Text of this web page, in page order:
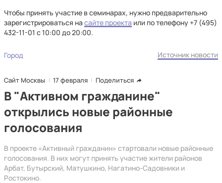
Чтобы принять участие в семинарах, нужно предварительно
зарегистрироваться на сайте проекта или по телефону +7 (495)
432-11-01 с 10:00 до 20:00.
Город Источник новости
Сайт Москвы 17 февраля Поделиться
В "Активном гражданине"
открылись новые районные
голосования
В проекте «Активный гражданин» стартовали новые районные
голосования. В них могут принять участие жители районов
Арбат, Бутырский, Матушкино, Нагатино-Садовники и
Ростокино.